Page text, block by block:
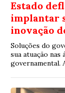
Estado
implantar
inovação
Soluções do
sua atuação
governamental.